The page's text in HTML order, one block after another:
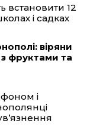
встановити 12
і садках
віряни
фруктами та
і